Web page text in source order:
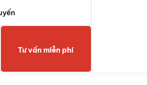
Tư vấn miễn phí